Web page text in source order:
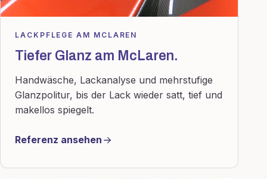
LACKPFLEGE AM MCLAREN
Tiefer Glanz am McLaren.
Handwäsche, Lackanalyse und mehrstufige
Glanzpolitur, bis der Lack wieder satt, tief und
makellos spiegelt.
Referenz ansehen